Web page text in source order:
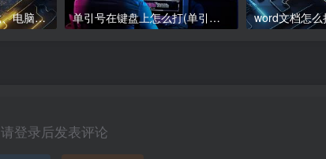
电脑下载软件怎么下载、电脑软件下载指南 单引号在键盘上怎么打(单引号在键盘上怎么打苹果)
请登录后发表评论